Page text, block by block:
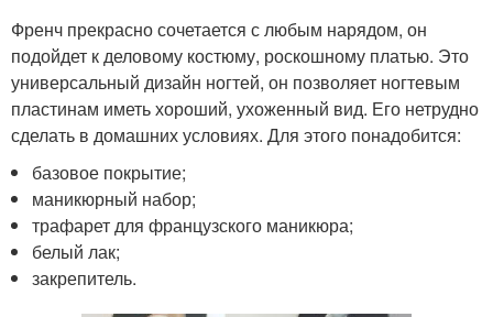
Френч прекрасно сочетается с любым нарядом, он
подойдет к деловому костюму, роскошному платью. Это
универсальный дизайн ногтей, он позволяет ногтевым
пластинам иметь хороший, ухоженный вид. Его нетрудно
сделать в домашних условиях. Для этого понадобится:
базовое покрытие;
маникюрный набор;
трафарет для французского маникюра;
белый лак;
закрепитель.